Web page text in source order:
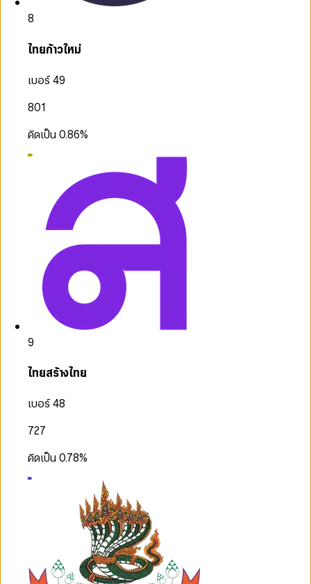
8
ไทยก้าวใหม่
เบอร์ 49
801
คิดเป็น0.86%
9
ไทยสร้างไทย
เบอร์ 48
727
คิดเป็น0.78%